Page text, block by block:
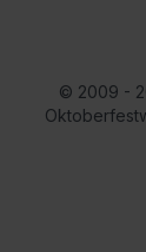
© 2009 -